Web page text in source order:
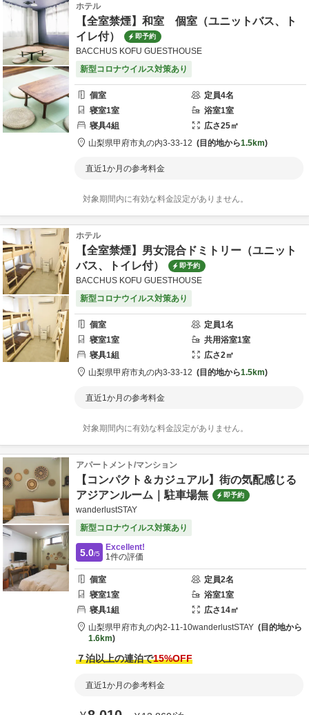
ホテル
【全室禁煙】和室 個室（ユニットバス、ト
イレ付）
即予約
BACCHUS KOFU GUESTHOUSE
新型コロナウイルス対策あり
個室 定員4名
寝室1室 浴室1室
寝具4組 広さ25㎡
山梨県甲府市丸の内3-33-12 目的地から1.5km
直近1か月の参考料金
対象期間内に有効な料金設定がありません。
ホテル
【全室禁煙】男女混合ドミトリー（ユニット
バス、トイレ付）
即予約
BACCHUS KOFU GUESTHOUSE
新型コロナウイルス対策あり
個室 定員1名
寝室1室 共用浴室1室
寝具1組 広さ2㎡
山梨県甲府市丸の内3-33-12 目的地から1.5km
直近1か月の参考料金
対象期間内に有効な料金設定がありません。
アパートメント/マンション
【コンパクト＆カジュアル】街の気配感じる
アジアンルーム｜駐車場無
即予約
wanderlustSTAY
新型コロナウイルス対策あり
5.0/5
Excellent!
1件の評価
個室 定員2名
寝室1室 浴室1室
寝具1組 広さ14㎡
山梨県甲府市丸の内2-11-10wanderlustSTAY
目的地から
1.6km
７泊以上の連泊で15%OFF
直近1か月の参考料金